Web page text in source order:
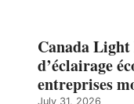
Canada
d’éclairage
entreprises
July 31, 2026